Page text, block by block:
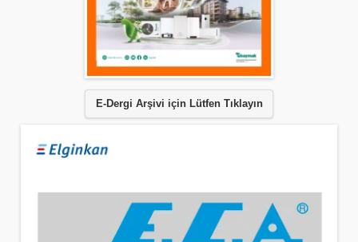
E-Dergi Arşivi için Lütfen Tıklayın